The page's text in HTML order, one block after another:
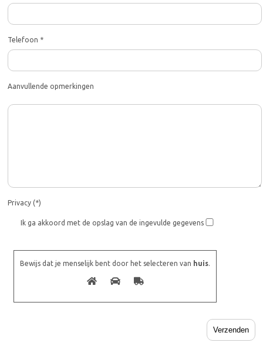
Telefoon *
Aanvullende opmerkingen
Privacy (*)
Ik ga akkoord met de opslag van de ingevulde gegevens
Bewijs dat je menselijk bent door het selecteren van huis.